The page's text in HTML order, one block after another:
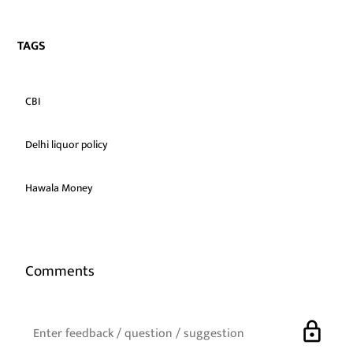
TAGS
CBI
Delhi liquor policy
Hawala Money
Comments
lock